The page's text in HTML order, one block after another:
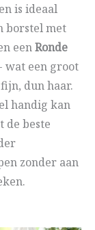
is ideaal
borstel met
eenRonde
wat een groot
dun haar.
handig kan
de beste
zonder aan